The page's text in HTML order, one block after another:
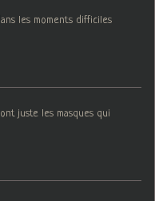
les moments difficiles
juste les masques qui